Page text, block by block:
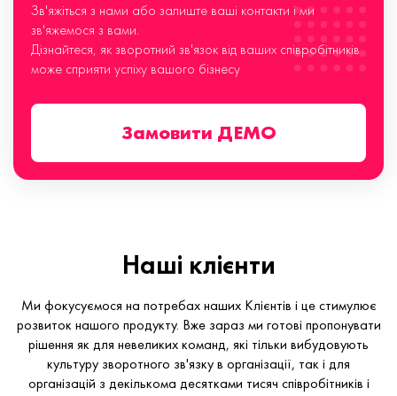
Зв'яжіться з нами або залиште ваші контакти і ми
зв'яжемося з вами.
Дізнайтеся, як зворотний зв'язок від ваших співробітників
може сприяти успіху вашого бізнесу
Замовити ДЕМО
Наші клієнти
Ми фокусуємося на потребах наших Клієнтів і це стимулює
розвиток нашого продукту. Вже зараз ми готові пропонувати
рішення як для невеликих команд, які тільки вибудовують
культуру зворотного зв'язку в організації, так і для
організацій з декількома десятками тисяч співробітників і